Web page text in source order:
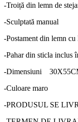
-Troiță din lemn de
-Sculptată manual
-Postament din lemn cu
-Pahar din sticla
-Dimensiuni
-Culoare maro
-PRODUSUL SE